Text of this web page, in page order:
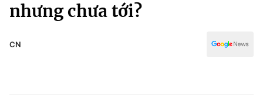
Xã hội
Pháp luật
Văn hóa - Giải trí
Y tế
nhưng chưa tới?
CN